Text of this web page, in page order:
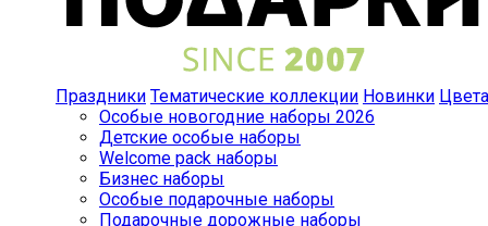
Праздники Тематические коллекции Новинки Цвета
Особые новогодние наборы 2026
Детские особые наборы
Welcome pack наборы
Бизнес наборы
Особые подарочные наборы
Подарочные дорожные наборы